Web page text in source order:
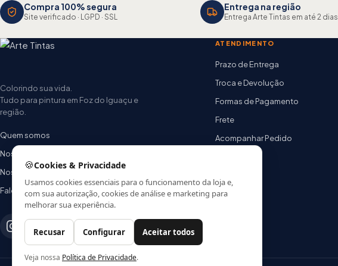
Compra 100% segura
Site verificado · LGPD · SSL
Entrega na região
Entrega Arte Tintas em até 2 dias
Colorindo sua vida.
Tudo para pintura em Foz do Iguaçu e
região.
Quem somos
Nossas lojas
Nossa equipe
Fale conosco
ATENDIMENTO
Prazo de Entrega
Troca e Devolução
Formas de Pagamento
Frete
Acompanhar Pedido
🍪Cookies & Privacidade
Usamos cookies essenciais para o funcionamento da loja e,
com sua autorização, cookies de análise e marketing para
melhorar sua experiência.
Recusar Configurar Aceitar todos
Veja nossa Política de Privacidade.